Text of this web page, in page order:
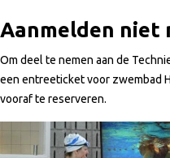
Aanmelden niet
Om deel te nemen aan de
een entreeticket voor zwembad
vooraf te reserveren.